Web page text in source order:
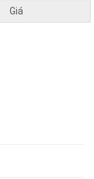
Giá
của bạn.